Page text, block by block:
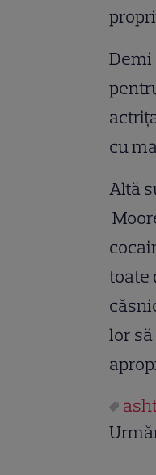
Demi
cu
Altă
toate
lor